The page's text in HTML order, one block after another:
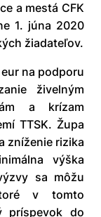
a mestá CFK
1. júna 2020
žiadateľov.
na podporu
živelným
a krízam
TTSK. Župa
zníženie rizika
výška
sa môžu
v tomto
príspevok do